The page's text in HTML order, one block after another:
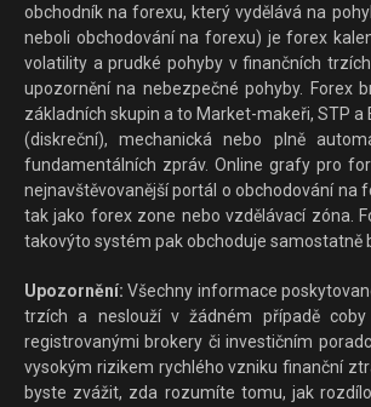
obchodník na forexu, který vydělává na
neboli obchodování na forexu) je forex
volatility a prudké pohyby v finančních
upozornění na nebezpečné pohyby.
základních skupin a to Market-makeři, STP
(diskreční), mechanická nebo plně
fundamentálních zpráv. Online grafy pro
nejnavštěvovanější portál o obchodování na
tak jako forex zone nebo vzdělávací zóna.
takovýto systém pak obchoduje samostatně
Upozornění: Všechny informace
trzích a neslouží v žádném případě
registrovanými brokery či investičním
vysokým rizikem rychlého vzniku finanční
byste zvážit, zda rozumíte tomu, jak